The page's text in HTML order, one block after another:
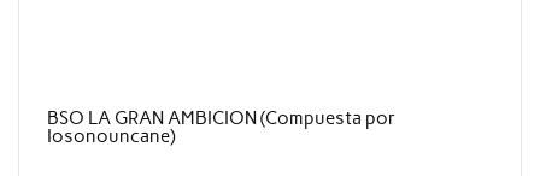
BSO LA GRAN AMBICION (Compuesta por
Iosonouncane)